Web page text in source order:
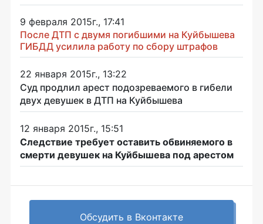
9 февраля 2015г., 17:41
После ДТП с двумя погибшими на Куйбышева
ГИБДД усилила работу по сбору штрафов
22 января 2015г., 13:22
Суд продлил арест подозреваемого в гибели
двух девушек в ДТП на Куйбышева
12 января 2015г., 15:51
Следствие требует оставить обвиняемого в
смерти девушек на Куйбышева под арестом
Обсудить в Вконтакте